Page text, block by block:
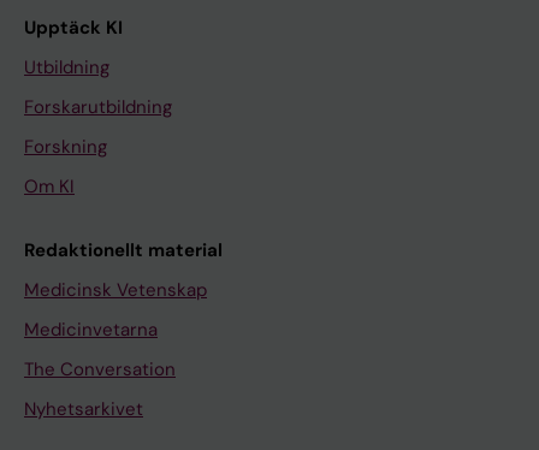
Upptäck KI
Utbildning
Forskarutbildning
Forskning
Om KI
Redaktionellt material
Medicinsk Vetenskap
Medicinvetarna
The Conversation
Nyhetsarkivet